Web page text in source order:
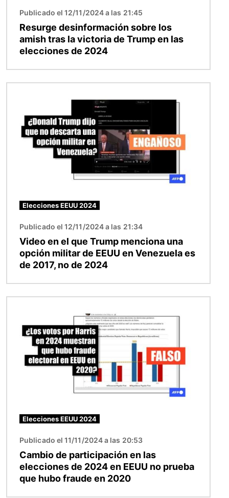
Publicado el 12/11/2024 a las 21:45
Resurge desinformación sobre los
amish tras la victoria de Trump en las
elecciones de 2024
Elecciones EEUU 2024
Publicado el 12/11/2024 a las 21:34
Video en el que Trump menciona una
opción militar de EEUU en Venezuela es
de 2017, no de 2024
Elecciones EEUU 2024
Publicado el 11/11/2024 a las 20:53
Cambio de participación en las
elecciones de 2024 en EEUU no prueba
que hubo fraude en 2020